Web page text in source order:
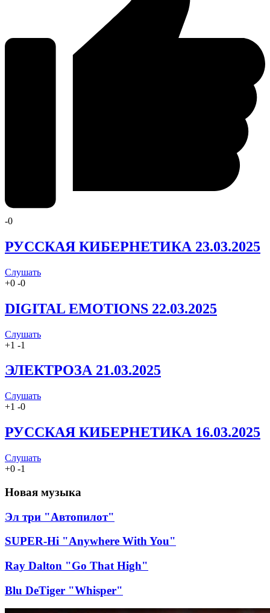
-0
РУССКАЯ КИБЕРНЕТИКА 23.03.2025
Слушать
+0 -0
DIGITAL EMOTIONS 22.03.2025
Слушать
+1 -1
ЭЛЕКТРОЗА 21.03.2025
Слушать
+1 -0
РУССКАЯ КИБЕРНЕТИКА 16.03.2025
Слушать
+0 -1
Новая музыка
Эл три "Автопилот"
SUPER-Hi "Anywhere With You"
Ray Dalton "Go That High"
Blu DeTiger "Whisper"